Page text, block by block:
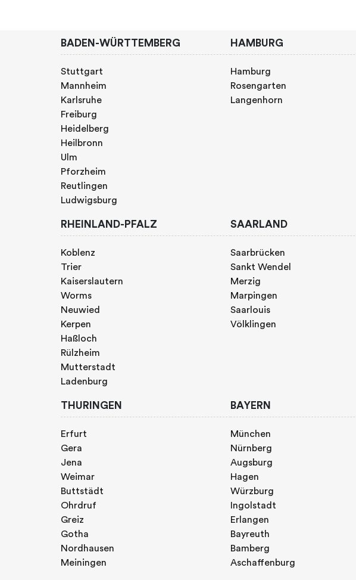
BADEN-WÜRTTEMBERG
Stuttgart
Mannheim
Karlsruhe
Freiburg
Heidelberg
Heilbronn
Ulm
Pforzheim
Reutlingen
Ludwigsburg
HAMBURG
Hamburg
Rosengarten
Langenhorn
RHEINLAND-PFALZ
Koblenz
Trier
Kaiserslautern
Worms
Neuwied
Kerpen
Haßloch
Rülzheim
Mutterstadt
Ladenburg
SAARLAND
Saarbrücken
Sankt Wendel
Merzig
Marpingen
Saarlouis
Völklingen
THURINGEN
Erfurt
Gera
Jena
Weimar
Buttstädt
Ohrdruf
Greiz
Gotha
Nordhausen
Meiningen
BAYERN
München
Nürnberg
Augsburg
Hagen
Würzburg
Ingolstadt
Erlangen
Bayreuth
Bamberg
Aschaffenburg